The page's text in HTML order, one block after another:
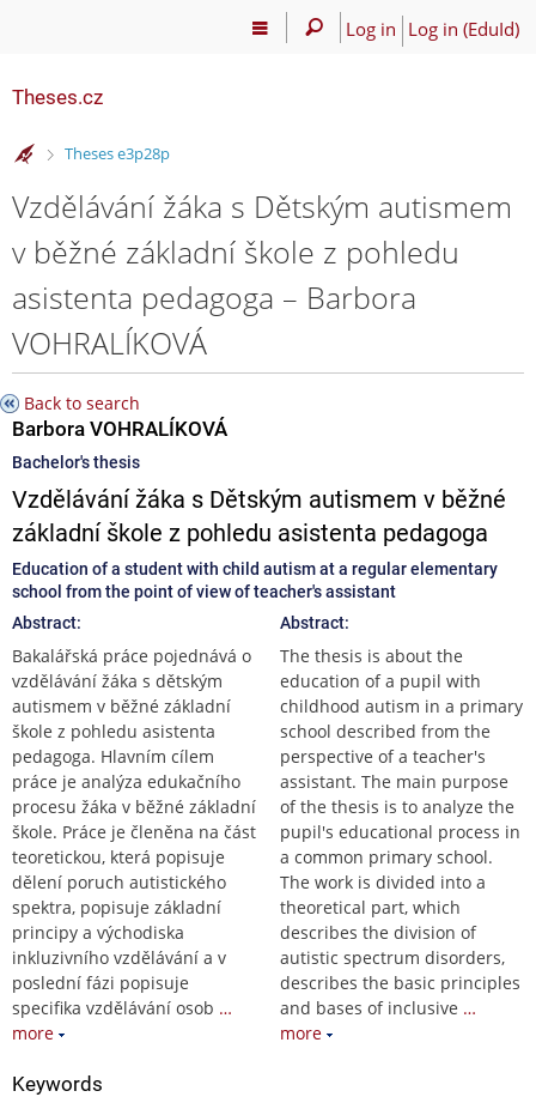
Log in Log in (EduId)
Theses.cz
>
Theses e3p28p
Vzdělávání žáka s Dětským autismem
v běžné základní škole z pohledu
asistenta pedagoga – Barbora
VOHRALÍKOVÁ
Back to search
Barbora VOHRALÍKOVÁ
Bachelor's thesis
Vzdělávání žáka s Dětským autismem v běžné
základní škole z pohledu asistenta pedagoga
Education of a student with child autism at a regular elementary
school from the point of view of teacher's assistant
Abstract:
Bakalářská práce pojednává o
vzdělávání žáka s dětským
autismem v běžné základní
škole z pohledu asistenta
pedagoga. Hlavním cílem
práce je analýza edukačního
procesu žáka v běžné základní
škole. Práce je členěna na část
teoretickou, která popisuje
dělení poruch autistického
spektra, popisuje základní
principy a východiska
inkluzivního vzdělávání a v
poslední fázi popisuje
specifika vzdělávání osob …
more
Abstract:
The thesis is about the
education of a pupil with
childhood autism in a primary
school described from the
perspective of a teacher's
assistant. The main purpose
of the thesis is to analyze the
pupil's educational process in
a common primary school.
The work is divided into a
theoretical part, which
describes the division of
autistic spectrum disorders,
describes the basic principles
and bases of inclusive …
more
Keywords